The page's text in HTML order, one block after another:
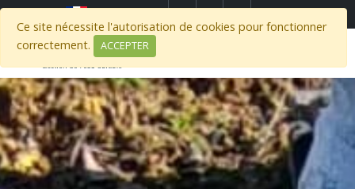
Ce site nécessite l'autorisation de cookies pour fonctionner
correctement.
ACCEPTER